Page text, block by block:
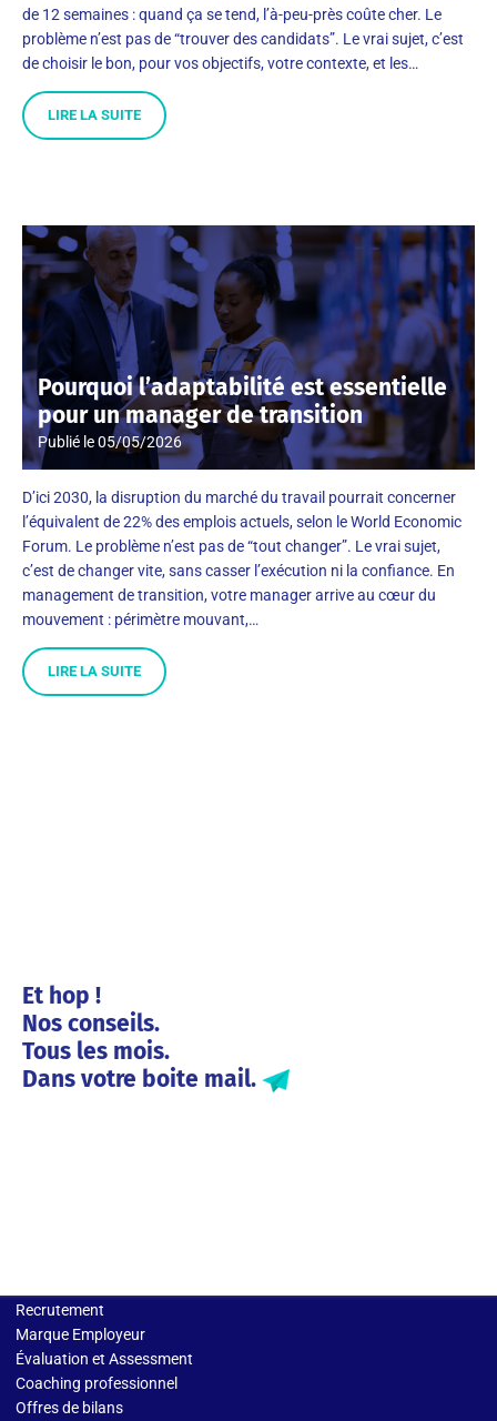
de 12 semaines : quand ça se tend, l’à-peu-près coûte cher. Le
problème n’est pas de “trouver des candidats”. Le vrai sujet, c’est
de choisir le bon, pour vos objectifs, votre contexte, et les…
LIRE LA SUITE
Pourquoi l’adaptabilité est essentielle
pour un manager de transition
Publié le05/05/2026
D’ici 2030, la disruption du marché du travail pourrait concerner
l’équivalent de 22% des emplois actuels, selon le World Economic
Forum. Le problème n’est pas de “tout changer”. Le vrai sujet,
c’est de changer vite, sans casser l’exécution ni la confiance. En
management de transition, votre manager arrive au cœur du
mouvement : périmètre mouvant,…
LIRE LA SUITE
Et hop !
Nos conseils.
Tous les mois.
Dans votre boite mail.
Recrutement
Marque Employeur
Évaluation et Assessment
Coaching professionnel
Offres de bilans